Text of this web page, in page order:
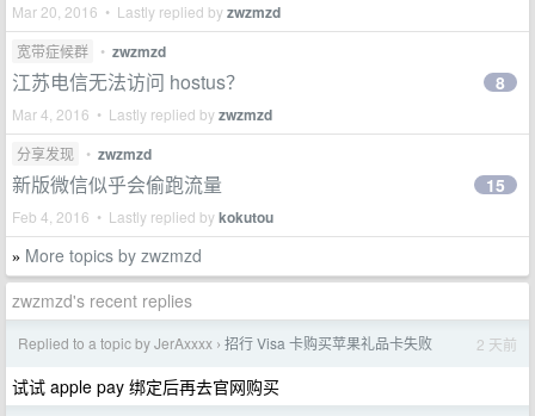
Mar 20, 2016 • Lastly replied byzwzmzd
宽带症候群 • zwzmzd
江苏电信无法访问 hostus？
Mar 4, 2016 • Lastly replied byzwzmzd
8
分享发现 • zwzmzd
新版微信似乎会偷跑流量
Feb 4, 2016 • Lastly replied bykokutou
15
» More topics by zwzmzd
zwzmzd's recent replies
Replied to a topic by JerAxxxx › 招行 Visa 卡购买苹果礼品卡失败 2 天前
试试 apple pay 绑定后再去官网购买